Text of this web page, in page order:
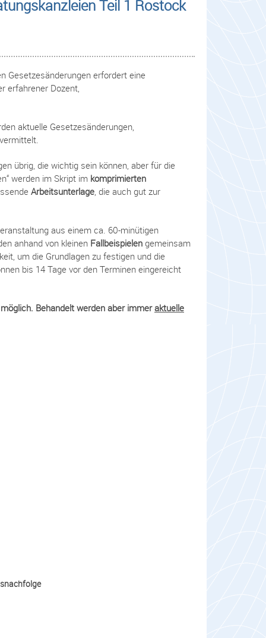
Teil 1 Rostock
Gesetzesänderungen erfordert eine
erfahrener Dozent,
aktuelle Gesetzesänderungen,
übrig, die wichtig sein können, aber für die
werden im Skript im komprimierten
Arbeitsunterlage , die auch gut zur
aus einem ca. 60-minütigen
anhand von kleinen Fallbeispielen gemeinsam
um die Grundlagen zu festigen und die
bis 14 Tage vor den Terminen eingereicht
Behandelt werden aber immeraktuelle